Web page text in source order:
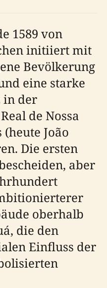
1589 von
initiiert mit
Bevölkerung
eine starke
in der
de Nossa
(heute João
Die ersten
aber
oberhalb
die den
Einfluss der